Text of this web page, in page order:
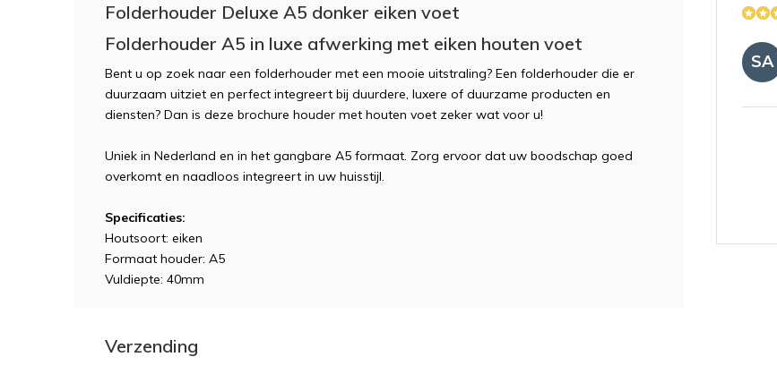
Folderhouder Deluxe A5 donker eiken voet
Folderhouder A5 in luxe afwerking met eiken houten voet
Bent u op zoek naar een folderhouder met een mooie uitstraling? Een folderhouder die er
duurzaam uitziet en perfect integreert bij duurdere, luxere of duurzame producten en
diensten? Dan is deze brochure houder met houten voet zeker wat voor u!
Uniek in Nederland en in het gangbare A5 formaat. Zorg ervoor dat uw boodschap goed
overkomt en naadloos integreert in uw huisstijl.
Specificaties:
Houtsoort: eiken
Formaat houder: A5
Vuldiepte: 40mm
Verzending
SA